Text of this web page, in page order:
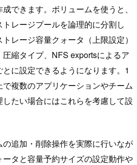
できます。ボリュームを使うと、
レージプールを論理的に分割し
レージ容量クォータ（上限設定）
縮タイプ、NFS exportsによるア
に設定できるようになります。1
複数のアプリケーションやチーム
たい場合にはこれらを考慮して設
追加・削除操作を実際に行いなが
タと容量予約サイズの設定動作や